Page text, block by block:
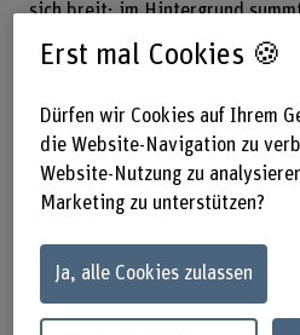
sich breit; im Hintergrund
Labor als einer Küche gleicht.
Erst mal Cookies 🍪
Dürfen wir Cookies auf Ihrem
die Website-Navigation zu
Website-Nutzung zu
Marketing zu unterstützen?
Ja, alle Cookies zulassen